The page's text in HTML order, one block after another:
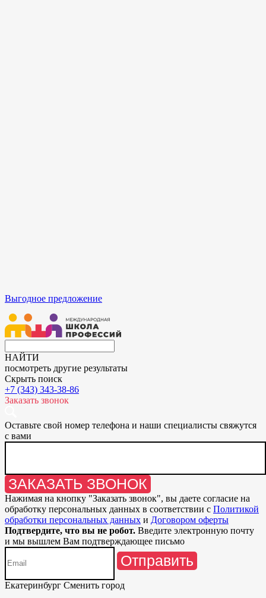
Выгодное предложение
НАЙТИ
посмотреть другие результаты
Скрыть поиск
+7 (343) 343-38-86
Заказать звонок
Оставьте свой номер телефона и наши специалисты свяжутся
с вами
ЗАКАЗАТЬ ЗВОНОК
Нажимая на кнопку "Заказать звонок", вы даете согласие на
обработку персональных данных в соответствии с Политикой
обработки персональных данных и Договором оферты
Подтвердите, что вы не робот. Введите электронную почту
и мы вышлем Вам подтверждающее письмо
Отправить
Екатеринбург Сменить город